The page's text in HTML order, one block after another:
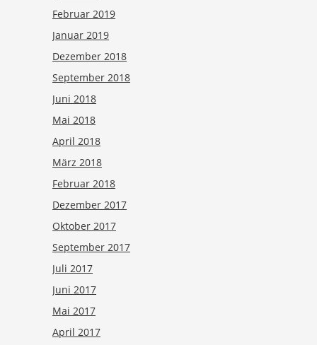
Februar 2019
Januar 2019
Dezember 2018
September 2018
Juni 2018
Mai 2018
April 2018
März 2018
Februar 2018
Dezember 2017
Oktober 2017
September 2017
Juli 2017
Juni 2017
Mai 2017
April 2017